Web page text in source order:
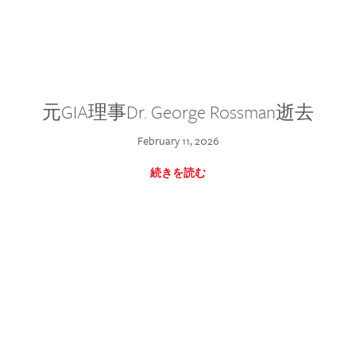
元GIA理事Dr. George Rossman逝去
February 11, 2026
続きを読む